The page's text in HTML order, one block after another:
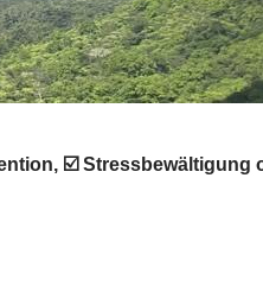
☑️ Stressbewältigung